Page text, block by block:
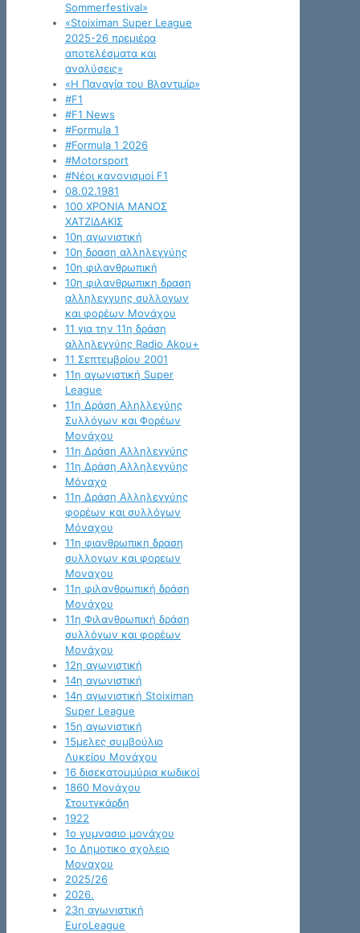
Sommerfestival»
«Stoiximan Super League
2025-26 πρεμιέρα
αποτελέσματα και
αναλύσεις»
«Η Παναγία του Βλαντιμίρ»
#F1
#F1 News
#Formula 1
#Formula 1 2026
#Motorsport
#Νέοι κανονισμοί F1
08.02.1981
100 ΧΡΟΝΙΑ ΜΑΝΟΣ
ΧΑΤΖΙΔΑΚΙΣ
10η αγωνιστική
10η δραση αλληλεγγύης
10η φιλανθρωπική
10η φιλανθρωπικη δραση
αλληλεγγυης συλλογων
και φορέων Μονάχου
11 για την 11η δράση
αλληλεγγύης Radio Akou+
11 Σεπτεμβρίου 2001
11η αγωνιστική Super
League
11η Δράση Αληλλεγύης
Συλλόγων και Φορέων
Μονάχου
11η Δράση Αλληλεγγύης
11η Δράση Αλληλεγγύης
Μόναχο
11η Δράση Αλληλεγγύης
φορέων και συλλόγων
Μόναχου
11η φιανθρωπικη δραση
συλλογων και φορεων
Μοναχου
11η φιλανθρωπική δράση
Μονάχου
11η Φιλανθρωπική δράση
συλλόγων και φορέων
Μονάχου
12η αγωνιστική
14η αγωνιστική
14η αγωνιστική Stoiximan
Super League
15η αγωνιστική
15μελες συμβούλιο
Λυκείου Μονάχου
16 δισεκατομμύρια κωδικοί
1860 Μονάχου
Στουτγκάρδη
1922
1ο γυμνασιο μονάχου
1ο Δημοτικο σχολειο
Μοναχου
2025/26
2026.
23η αγωνιστική
EuroLeague